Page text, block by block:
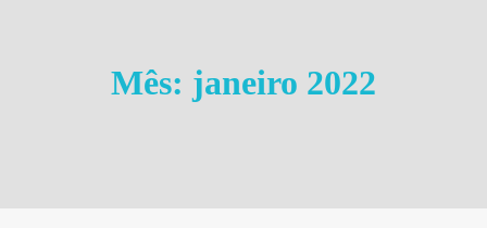
Mês: janeiro 2022